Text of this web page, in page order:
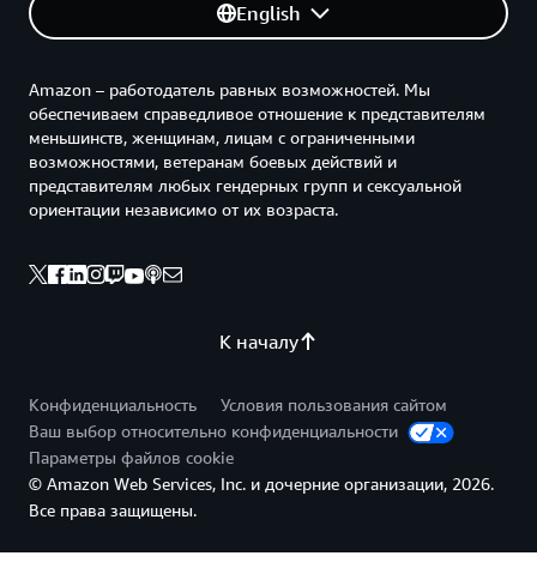
English
К началу
Amazon – работодатель равных возможностей. Мы
обеспечиваем справедливое отношение к представителям
меньшинств, женщинам, лицам с ограниченными
возможностями, ветеранам боевых действий и
представителям любых гендерных групп и сексуальной
ориентации независимо от их возраста.
Конфиденциальность
Условия пользования сайтом
Ваш выбор относительно конфиденциальности
Параметры файлов cookie
© Amazon Web Services, Inc. и дочерние организации, 2026.
Все права защищены.